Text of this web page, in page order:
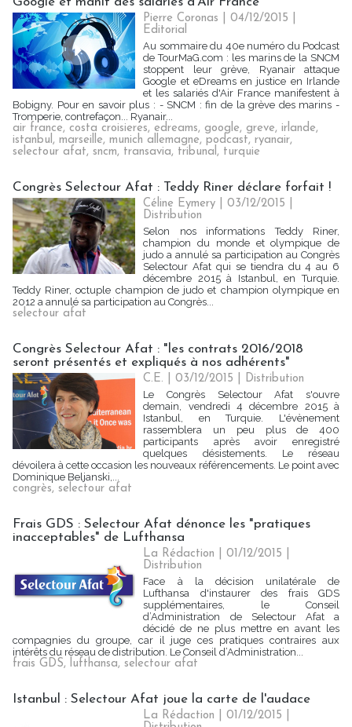
Pierre Coronas | 04/12/2015
Editorial
Au sommaire du 40e numéro du Podcast
de TourMaG.com : les marins de la SNCM
stoppent leur grève, Ryanair attaque
Google et eDreams en justice en Irlande
et les salariés d'Air France manifestent à
Bobigny. Pour en savoir plus : - SNCM : fin de la grève des marins -
Tromperie, contrefaçon... Ryanair...
air france, costa croisieres, edreams, google, greve, irlande,
istanbul, marseille, munich allemagne, podcast, ryanair,
selectour afat, sncm, transavia, tribunal, turquie
Congrès Selectour Afat : Teddy Riner déclare forfait !
Céline Eymery | 03/12/2015
Distribution
Selon nos informations Teddy Riner,
champion du monde et olympique de
judo a annulé sa participation au Congrès
Selectour Afat qui se tiendra du 4 au 6
décembre 2015 à Istanbul, en Turquie.
Teddy Riner, octuple champion de judo et champion olympique en
2012 a annulé sa participation au Congrès...
selectour afat
Congrès Selectour Afat : "les contrats 2016/2018
seront présentés et expliqués à nos adhérents"
C.E. | 03/12/2015
Distribution
Le Congrès Selectour Afat s'ouvre
demain, vendredi 4 décembre 2015 à
Istanbul, en Turquie. L'évènement
rassemblera un peu plus de 400
participants après avoir enregistré
quelques désistements. Le réseau
dévoilera à cette occasion les nouveaux référencements. Le point avec
Dominique Beljanski,...
congrès, selectour afat
Frais GDS : Selectour Afat dénonce les "pratiques
inacceptables" de Lufthansa
La Rédaction | 01/12/2015
Distribution
Face à la décision unilatérale de
Lufthansa d'instaurer des frais GDS
supplémentaires, le Conseil
d’Administration de Selectour Afat a
décidé de ne plus mettre en avant les
compagnies du groupe, car il juge ces pratiques contraires aux
intérêts du réseau de distribution. Le Conseil d’Administration...
frais GDS, lufthansa, selectour afat
Istanbul : Selectour Afat joue la carte de l'audace
La Rédaction | 01/12/2015